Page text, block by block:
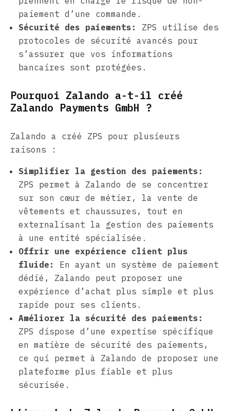
paiement d’une commande.
Sécurité des paiements:
ZPS utilise des
protocoles de sécurité avancés pour
s’assurer que vos informations
bancaires sont protégées.
Pourquoi Zalando a-t-il créé
Zalando Payments GmbH ?
Zalando a créé ZPS pour plusieurs
raisons :
Simplifier la gestion des paiements:
ZPS permet à Zalando de se concentrer
sur son cœur de métier, la vente de
vêtements et chaussures, tout en
externalisant la gestion des paiements
à une entité spécialisée.
Offrir une expérience client plus
fluide:
En ayant un système de paiement
dédié, Zalando peut proposer une
expérience d’achat plus simple et plus
rapide pour ses clients.
Améliorer la sécurité des paiements:
ZPS dispose d’une expertise spécifique
en matière de sécurité des paiements,
ce qui permet à Zalando de proposer une
plateforme plus fiable et plus
sécurisée.